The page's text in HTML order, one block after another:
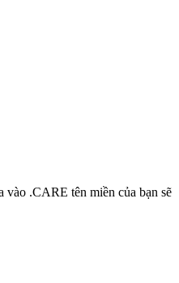
vào .CARE tên miền của bạn sẽ